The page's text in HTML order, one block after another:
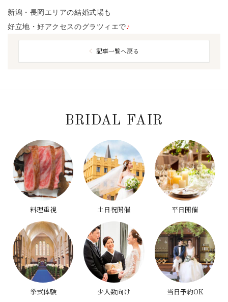
新潟・長岡エリアの結婚式場も
好立地・好アクセスのグラツィエで♪
記事一覧へ戻る
BRIDAL FAIR
料理重視 土日祝開催 平日開催
挙式体験 少人数向け 当日予約OK